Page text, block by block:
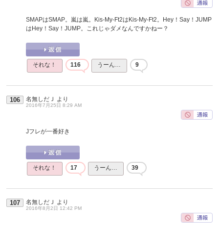
SMAPはSMAP。嵐は嵐。Kis-My-Ft2はKis-My-Ft2。Hey！Say！JUMP
はHey！Say！JUMP。これじゃダメなんですかねー？
それな！ 116 うーん… 9
106 名無しだＪ より
2016年7月25日 8:29 AM
Jフレが一番好き
それな！ 17 うーん… 39
107 名無しだＪ より
2016年8月2日 12:42 PM